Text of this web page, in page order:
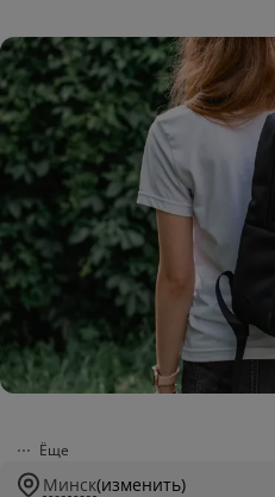
Ёще
Минск(изменить)